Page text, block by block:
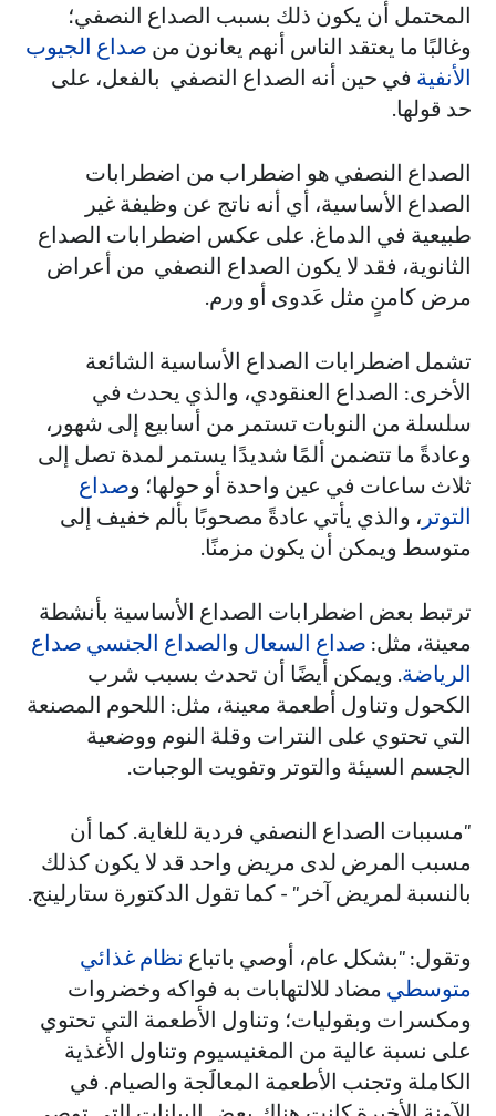
المحتمل أن يكون ذلك بسبب الصداع النصفي؛
وغالبًا ما يعتقد الناس أنهم يعانون من صداع الجيوب
الأنفية في حين أنه الصداع النصفي بالفعل، على
حد قولها.
الصداع النصفي هو اضطراب من اضطرابات
الصداع الأساسية، أي أنه ناتج عن وظيفة غير
طبيعية في الدماغ. على عكس اضطرابات الصداع
الثانوية، فقد لا يكون الصداع النصفي من أعراض
مرض كامنٍ مثل عَدوى أو ورم.
تشمل اضطرابات الصداع الأساسية الشائعة
الأخرى: الصداع العنقودي، والذي يحدث في
سلسلة من النوبات تستمر من أسابيع إلى شهور،
وعادةً ما تتضمن ألمًا شديدًا يستمر لمدة تصل إلى
ثلاث ساعات في عين واحدة أو حولها؛ وصداع
التوتر ، والذي يأتي عادةً مصحوبًا بألم خفيف إلى
متوسط ويمكن أن يكون مزمنًا.
ترتبط بعض اضطرابات الصداع الأساسية بأنشطة
معينة، مثل: صداع السعال والصداع الجنسي صداع
الرياضة. ويمكن أيضًا أن تحدث بسبب شرب
الكحول وتناول أطعمة معينة، مثل: اللحوم المصنعة
التي تحتوي على النترات وقلة النوم ووضعية
الجسم السيئة والتوتر وتفويت الوجبات.
"مسببات الصداع النصفي فردية للغاية. كما أن
مسبب المرض لدى مريض واحد قد لا يكون كذلك
بالنسبة لمريض آخر" - كما تقول الدكتورة ستارلينج.
وتقول: "بشكل عام، أوصي باتباع نظام غذائي
متوسطي مضاد للالتهابات به فواكه وخضروات
ومكسرات وبقوليات؛ وتناول الأطعمة التي تحتوي
على نسبة عالية من المغنيسيوم وتناول الأغذية
الكاملة وتجنب الأطعمة المعالَجة والصيام. في